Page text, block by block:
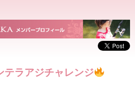
テラアジチャレンジ